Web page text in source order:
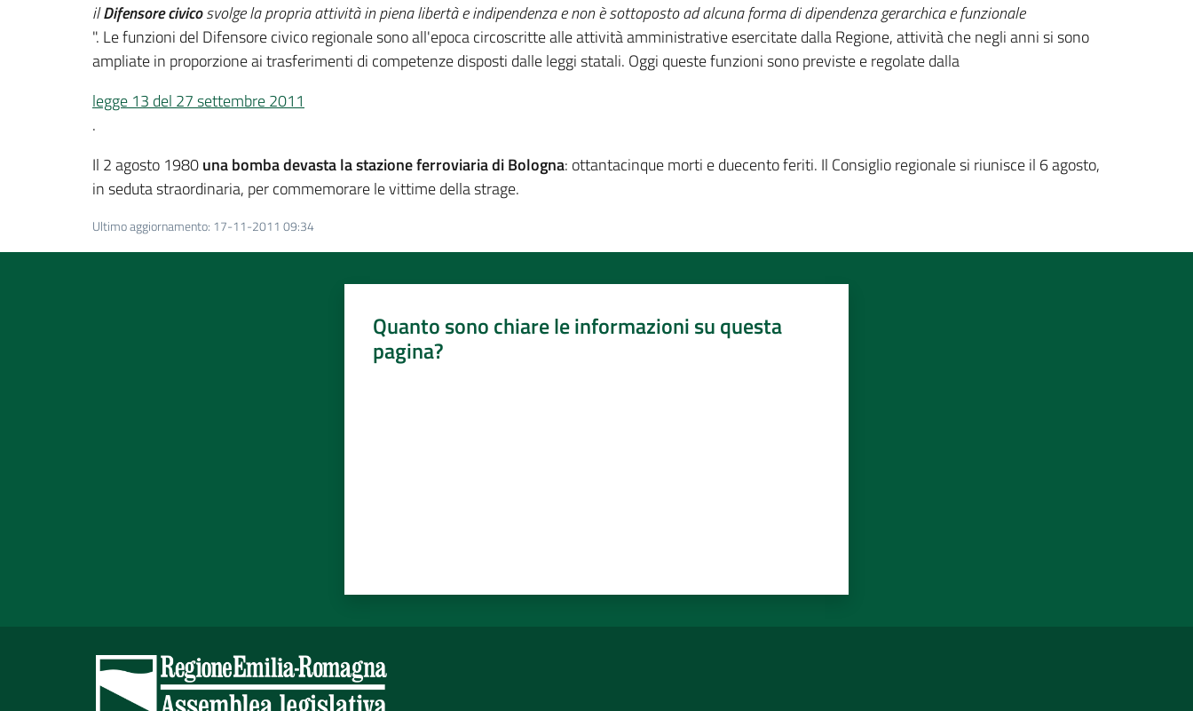
ilDifensore civicosvolge la propria attività in piena libertà e indipendenza e non è sottoposto ad alcuna forma di dipendenza gerarchica e funzionale
". Le funzioni del Difensore civico regionale sono all'epoca circoscritte alle attività amministrative esercitate dalla Regione, attività che negli anni si sono
ampliate in proporzione ai trasferimenti di competenze disposti dalle leggi statali. Oggi queste funzioni sono previste e regolate dalla
legge 13 del 27 settembre 2011
.
Il 2 agosto 1980una bomba devasta la stazione ferroviaria di Bologna: ottantacinque morti e duecento feriti. Il Consiglio regionale si riunisce il 6 agosto,
in seduta straordinaria, per commemorare le vittime della strage.
Ultimo aggiornamento: 17-11-2011 09:34
Quanto sono chiare le informazioni su questa
pagina?